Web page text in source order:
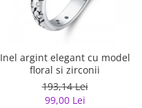
Inel argint elegant cu model
floral si zirconii
193,14 Lei
99,00 Lei